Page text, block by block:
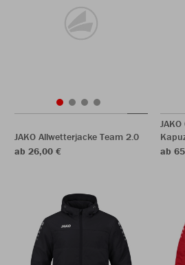
JAKO Allwetterjacke Team 2.0
ab 26,00 €
ab